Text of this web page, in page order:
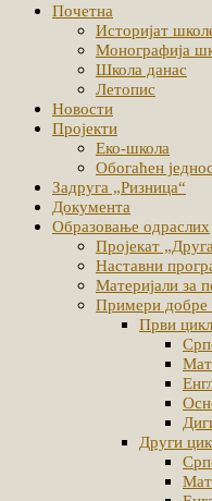
Почетна
Историјат
Монографија
Школа данас
Летопис
Новости
Пројекти
Еко-школа
Обогаћен
Задруга „Ризница“
Документа
Образовање одраслих
Пројекат
Наставни
Материјали за
Примери добре
Први
Други